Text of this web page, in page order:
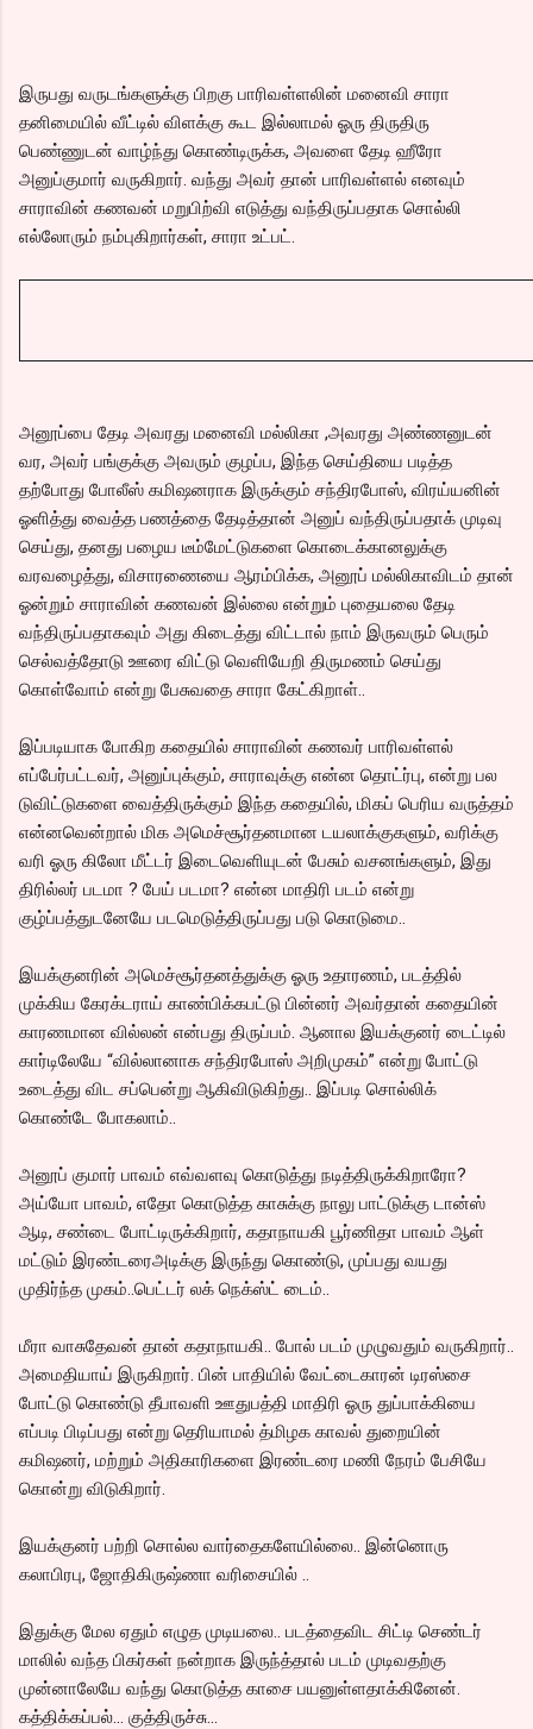
இருபது வருடங்களுக்கு பிறகு பாரிவள்ளலின் மனைவி சாரா
தனிமையில் வீட்டில் விளக்கு கூட இல்லாமல் ஓரு திருதிரு
பெண்ணுடன் வாழ்ந்து கொண்டிருக்க, அவளை தேடி ஹீரோ
அனுப்குமார் வருகிறார். வந்து அவர் தான் பாரிவள்ளல் எனவும்
சாராவின் கணவன் மறுபிற்வி எடுத்து வந்திருப்பதாக சொல்லி
எல்லோரும் நம்புகிறார்கள், சாரா உட்பட்.
அனூப்பை தேடி அவரது மனைவி மல்லிகா ,அவரது அண்ணனுடன்
வர, அவர் பங்குக்கு அவரும் குழப்ப, இந்த செய்தியை படித்த
தற்போது போலீஸ் கமிஷனராக இருக்கும் சந்திரபோஸ், விரய்யனின்
ஓளித்து வைத்த பணத்தை தேடித்தான் அனுப் வந்திருப்பதாக் முடிவு
செய்து, தனது பழைய டீம்மேட்டுகளை கொடைக்கானலுக்கு
வரவழைத்து, விசாரணையை ஆரம்பிக்க, அனூப் மல்லிகாவிடம் தான்
ஓன்றும் சாராவின் கணவன் இல்லை என்றும் புதையலை தேடி
வந்திருப்பதாகவும் அது கிடைத்து விட்டால் நாம் இருவரும் பெரும்
செல்வத்தோடு ஊரை விட்டு வெளியேறி திருமணம் செய்து
கொள்வோம் என்று பேசுவதை சாரா கேட்கிறாள்..
இப்படியாக போகிற கதையில் சாராவின் கணவர் பாரிவள்ளல்
எப்பேர்பட்டவர், அனுப்புக்கும், சாராவுக்கு என்ன தொட்ர்பு, என்று பல
டுவிட்டுகளை வைத்திருக்கும் இந்த கதையில், மிகப் பெரிய வருத்தம்
என்னவென்றால் மிக அமெச்சூர்தனமான டயலாக்குகளும், வரிக்கு
வரி ஓரு கிலோ மீட்டர் இடைவெளியுடன் பேசும் வசனங்களும், இது
திரில்லர் படமா ? பேய் படமா? என்ன மாதிரி படம் என்று
குழ்ப்பத்துடனேயே படமெடுத்திருப்பது படு கொடுமை..
இயக்குனரின் அமெச்சூர்தனத்துக்கு ஓரு உதாரணம், படத்தில்
முக்கிய கேரக்டராய் காண்பிக்கபட்டு பின்னர் அவர்தான் கதையின்
காரணமான வில்லன் என்பது திருப்பம். ஆனால இயக்குனர் டைட்டில்
கார்டிலேயே “வில்லானாக சந்திரபோஸ் அறிமுகம்” என்று போட்டு
உடைத்து விட சப்பென்று ஆகிவிடுகிற்து.. இப்படி சொல்லிக்
கொண்டே போகலாம்..
அனூப் குமார் பாவம் எவ்வளவு கொடுத்து நடித்திருக்கிறாரோ?
அய்யோ பாவம், எதோ கொடுத்த காசுக்கு நாலு பாட்டுக்கு டான்ஸ்
ஆடி, சண்டை போட்டிருக்கிறார், கதாநாயகி பூர்ணிதா பாவம் ஆள்
மட்டும் இரண்டரைஅடிக்கு இருந்து கொண்டு, முப்பது வயது
முதிர்ந்த முகம்..பெட்டர் லக் நெக்ஸ்ட் டைம்..
மீரா வாசுதேவன் தான் கதாநாயகி.. போல் படம் முழுவதும் வருகிறார்..
அமைதியாய் இருகிறார். பின் பாதியில் வேட்டைகாரன் டிரஸ்சை
போட்டு கொண்டு தீபாவளி ஊதுபத்தி மாதிரி ஓரு துப்பாக்கியை
எப்படி பிடிப்பது என்று தெரியாமல் த்மிழக காவல் துறையின்
கமிஷனர், மற்றும் அதிகாரிகளை இரண்டரை மணி நேரம் பேசியே
கொன்று விடுகிறார்.
இயக்குனர் பற்றி சொல்ல வார்தைகளேயில்லை.. இன்னொரு
கலாபிரபு, ஜோதிகிருஷ்ணா வரிசையில் ..
இதுக்கு மேல ஏதும் எழுத முடியலை.. படத்தைவிட சிட்டி செண்டர்
மாலில் வந்த பிகர்கள் நன்றாக இருந்த்தால் படம் முடிவதற்கு
முன்னாலேயே வந்து கொடுத்த காசை பயனுள்ளதாக்கினேன்.
கத்திக்கப்பல்... குத்திருச்சு...